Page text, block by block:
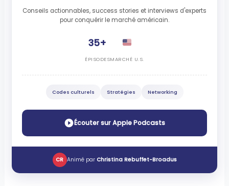
Conseils actionnables, success stories et interviews d'experts
pour conquérir le marché américain.
35+
ÉPISODESMARCHÉ U.S.
Codes culturels Stratégies Networking
Écouter sur Apple Podcasts
CR Animé par Christina Rebuffet-Broadus